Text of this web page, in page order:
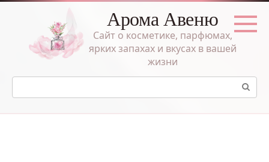
Перейти
Арома Авеню
Сайт о косметике, парфюмах,
ярких запахах и вкусах в вашей
жизни
Поиск: